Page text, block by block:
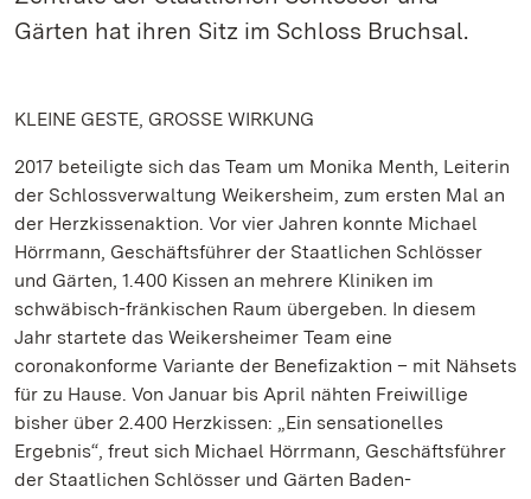
Gärten hat ihren Sitz im Schloss Bruchsal.
KLEINE GESTE, GROSSE WIRKUNG
2017 beteiligte sich das Team um Monika Menth, Leiterin
der Schlossverwaltung Weikersheim, zum ersten Mal an
der Herzkissenaktion. Vor vier Jahren konnte Michael
Hörrmann, Geschäftsführer der Staatlichen Schlösser
und Gärten, 1.400 Kissen an mehrere Kliniken im
schwäbisch-fränkischen Raum übergeben. In diesem
Jahr startete das Weikersheimer Team eine
coronakonforme Variante der Benefizaktion – mit Nähsets
für zu Hause. Von Januar bis April nähten Freiwillige
bisher über 2.400 Herzkissen: „Ein sensationelles
Ergebnis“, freut sich Michael Hörrmann, Geschäftsführer
der Staatlichen Schlösser und Gärten Baden-